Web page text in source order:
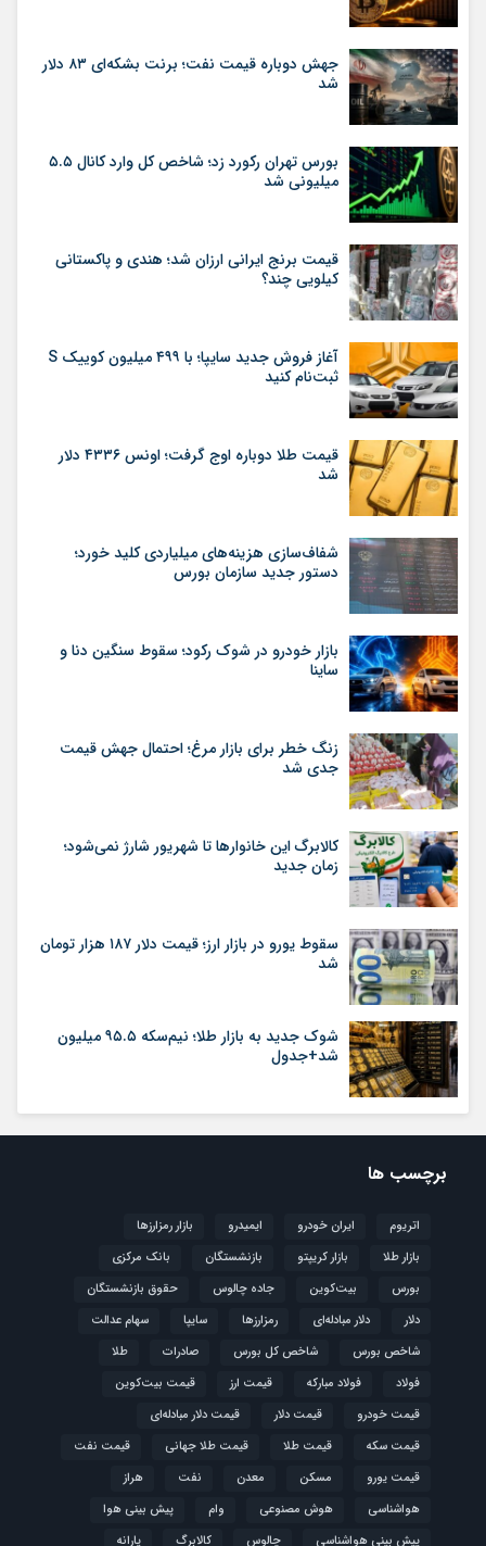
جهش دوباره قیمت نفت؛ برنت بشکه‌ای ۸۳ دلار
شد
بورس تهران رکورد زد؛ شاخص کل وارد کانال ۵.۵
میلیونی شد
قیمت برنج ایرانی ارزان شد؛ هندی و پاکستانی
کیلویی چند؟
آغاز فروش جدید سایپا؛ با ۴۹۹ میلیون کوییک S
ثبت‌نام کنید
قیمت طلا دوباره اوج گرفت؛ اونس ۴۳۳۶ دلار
شد
شفاف‌سازی هزینه‌های میلیاردی کلید خورد؛
دستور جدید سازمان بورس
بازار خودرو در شوک رکود؛ سقوط سنگین دنا و
ساینا
زنگ خطر برای بازار مرغ؛ احتمال جهش قیمت
جدی شد
کالابرگ این خانوارها تا شهریور شارژ نمی‌شود؛
زمان جدید
سقوط یورو در بازار ارز؛ قیمت دلار ۱۸۷ هزار تومان
شد
شوک جدید به بازار طلا؛ نیم‌سکه ۹۵.۵ میلیون
شد+جدول
برچسب ها
اتریوم ایران خودرو ایمیدرو
بازار رمزارزها
بازار طلا
بازار کریپتو بازنشستگان
بانک مرکزی
بورس
بیت‌کوین جاده چالوس
حقوق بازنشستگان
دلار
دلار مبادله‌ای رمزارزها سایپا
سهام عدالت
شاخص بورس
شاخص کل بورس صادرات
طلا
فولاد
فولاد مبارکه قیمت ارز
قیمت بیت‌کوین
قیمت خودرو
قیمت دلار
قیمت دلار مبادله‌ای
قیمت سکه
قیمت طلا قیمت طلا جهانی
قیمت نفت
قیمت یورو
مسکن معدن نفت
هراز
هواشناسی
هوش مصنوعی وام
پیش بینی هوا
پیش بینی هواشناسی
چالوس کالابرگ یارانه